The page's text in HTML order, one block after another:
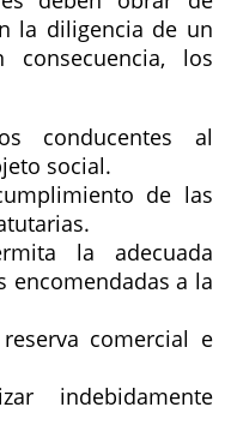
la diligencia de un
los
conducentes al
social.
de las
la adecuada
encomendadas a la
comercial e
indebidamente